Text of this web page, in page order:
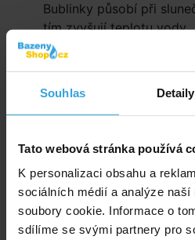
Souhlas Detaily
Tato webová stránka používá
K personalizaci obsahu a
sociálních médií a analýze
soubory cookie. Informace o
sdílíme se svými partnery pro
Bublinky působí při
tím zvyšují teplotu vody.
Plachtu ihned po
Zazimování
odstranění všech nečistot a
nechte plachtu vyschnout.
vodu, mohlo by dojít k
umístěte na nemrznoucím
Rozměry